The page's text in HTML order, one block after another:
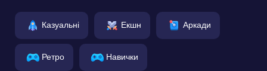
Казуальні Екшн Аркади
Ретро Навички